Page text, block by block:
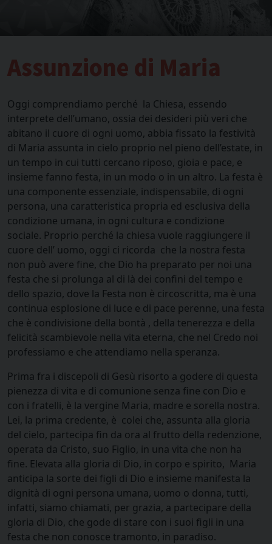
Assunzione di Maria
Oggi comprendiamo perché la Chiesa, essendo
interprete dell’umano, ossia dei desideri più veri che
abitano il cuore di ogni uomo, abbia fissato la festività
di Maria assunta in cielo proprio nel pieno dell’estate, in
un tempo in cui tutti cercano riposo, gioia e pace, e
insieme fanno festa, in un modo o in un altro. La festa è
una componente essenziale, indispensabile, di ogni
persona, una caratteristica propria ed esclusiva della
condizione umana, in ogni cultura e condizione
sociale. Proprio perché la chiesa vuole raggiungere il
cuore dell’ uomo, oggi ci ricorda che la nostra festa
non può avere fine, che Dio ha preparato per noi una
festa che si prolunga al di là dei confini del tempo e
dello spazio, dove la Festa non è circoscritta, ma è una
continua esplosione di luce e di pace perenne, una festa
che è condivisione della bontà , della tenerezza e della
felicità scambievole nella vita eterna, che nel Credo noi
professiamo e che attendiamo nella speranza.
Prima fra i discepoli di Gesù risorto a godere di questa
pienezza di vita e di comunione senza fine con Dio e
con i fratelli, è la vergine Maria, madre e sorella nostra.
Lei, la prima credente, è colei che, assunta alla gloria
del cielo, partecipa fin da ora al frutto della redenzione,
operata da Cristo, suo Figlio, in una vita che non ha
fine. Elevata alla gloria di Dio, in corpo e spirito, Maria
anticipa la sorte dei figli di Dio e insieme manifesta la
dignità di ogni persona umana, uomo o donna, tutti,
infatti, siamo chiamati, per grazia, a partecipare della
gloria di Dio, che gode di stare con i suoi figli in una
festa che non conosce tramonto, in paradiso.